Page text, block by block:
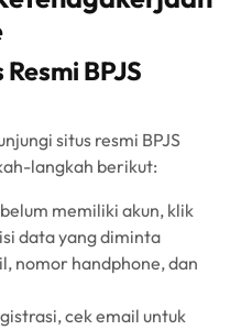
BPJS
situs resmi BPJS
langkah berikut:
memiliki akun, klik
data yang diminta
nomor handphone, dan
cek email untuk